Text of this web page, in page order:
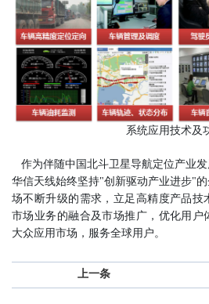
系统应用技术及
作为伴随中国北斗卫星导航定位产业发
华信天线始终坚持"创新驱动产业进步"
场不断升级的需求，立足高精度产品技
市场业务的融合及市场推广，优化用户
大众应用市场，服务全球用户。
上一条